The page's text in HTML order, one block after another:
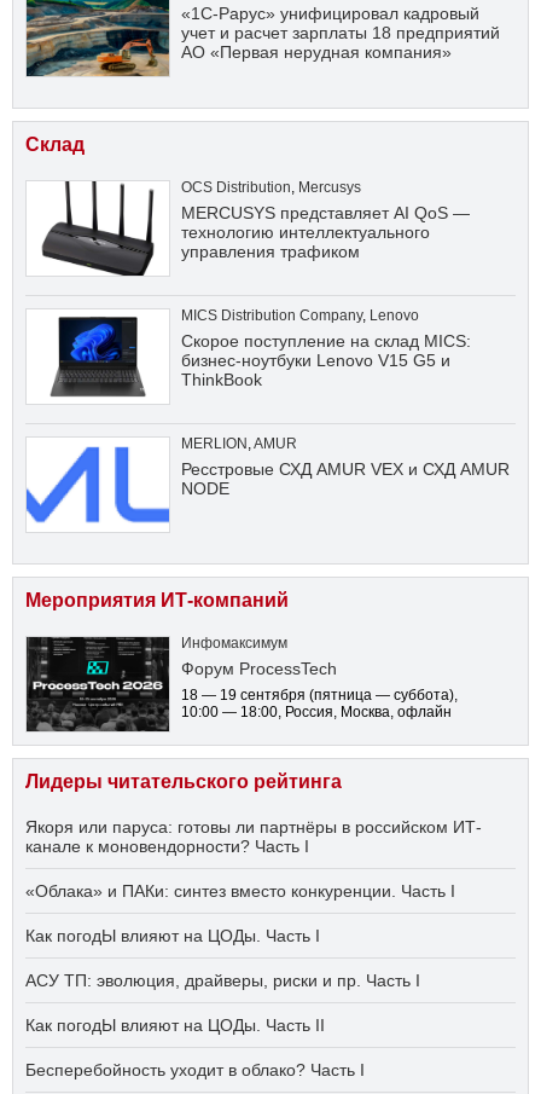
«1С-Рарус» унифицировал кадровый
учет и расчет зарплаты 18 предприятий
АО «Первая нерудная компания»
Склад
OCS Distribution Mercusys
MERCUSYS представляет AI QoS —
технологию интеллектуального
управления трафиком
MICS Distribution Company, Lenovo
Скорое поступление на склад MICS:
бизнес-ноутбуки Lenovo V15 G5 и
ThinkBook
MERLION AMUR
Ресстровые СХД AMUR VEX и СХД AMUR
NODE
Мероприятия ИТ-компаний
Инфомаксимум
Форум ProcessTech
18 — 19 сентября (пятница — суббота)
10:00 — 18:00 , Россия, Москва, офлайн
Лидеры читательского рейтинга
Якоря или паруса: готовы ли партнёры в российском ИТ-
канале к моновендорности? Часть I
«Облака» и ПАКи: синтез вместо конкуренции. Часть I
Как погодЫ влияют на ЦОДы. Часть I
АСУ ТП: эволюция, драйверы, риски и пр. Часть I
Как погодЫ влияют на ЦОДы. Часть II
Бесперебойность уходит в облако? Часть I